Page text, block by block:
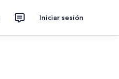
Iniciar sesión